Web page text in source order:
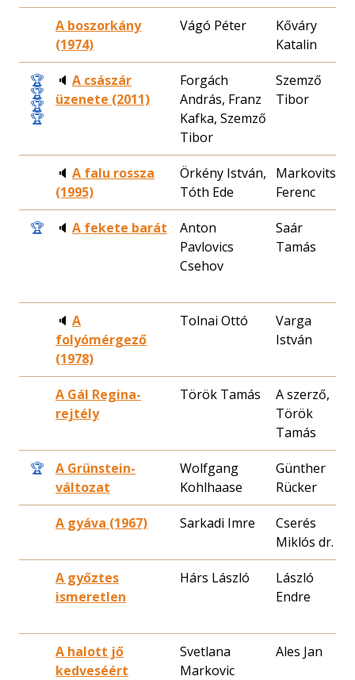
A boszorkány
(1974)
Vágó Péter
Kőváry
Katalin
🏆
🏆
🏆
🏆
🔈 A császár
üzenete (2011)
Forgách
András, Franz
Kafka, Szemző
Tibor
Szemző
Tibor
🔈 A falu rossza
(1995)
Örkény István,
Tóth Ede
Markovits
Ferenc
🏆 🔈 A fekete barát
Anton
Pavlovics
Csehov
Saár
Tamás
🔈 A
folyómérgező
(1978)
Tolnai Ottó
Varga
István
A Gál Regina-
rejtély
Török Tamás
A szerző,
Török
Tamás
🏆
A Grünstein-
változat
Wolfgang
Kohlhaase
Günther
Rücker
A gyáva (1967) Sarkadi Imre
Cserés
Miklós dr.
A győztes
ismeretlen
Hárs László
László
Endre
A halott jő
kedveséért
Svetlana
Markovic
Ales Jan